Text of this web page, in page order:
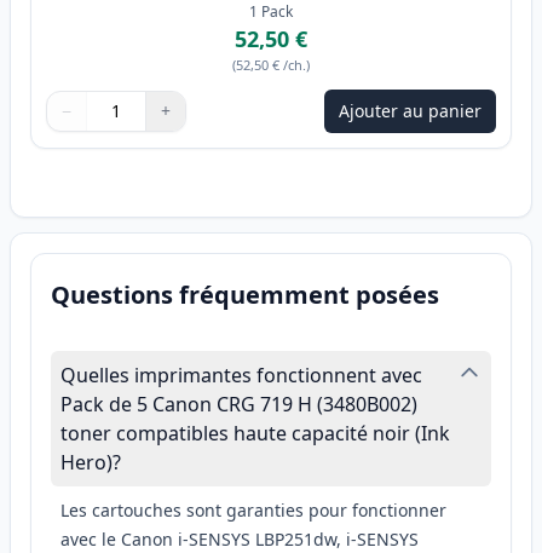
1 Pack
52,50 €
(52,50 € /ch.)
Quantité
Utilisez les boutons pour ajuster
− +
Quantité Ajouter au panier
Questions fréquemment posées
Quelles imprimantes fonctionnent avec
Pack de 5 Canon CRG 719 H (3480B002)
toner compatibles haute capacité noir (Ink
Hero)?
Les cartouches sont garanties pour fonctionner
avec le Canon i-SENSYS LBP251dw, i-SENSYS